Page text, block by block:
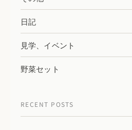
日記
見学、イベント
野菜セット
RECENT POSTS